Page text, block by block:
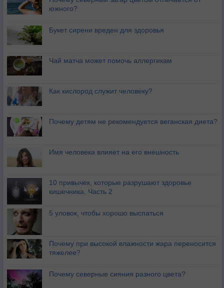
южного?
Букет сирени вреден для здоровья
Чай матча может помочь аллергикам
Как кислород служит человеку?
Почему детям не рекомендуется веганская диета?
Имя человека влияет на его внешность
10 привычек, которые разрушают здоровье
кишечника. Часть 2
5 уловок, чтобы хорошо выспаться
Почему при высокой влажности жара переносится
тяжелее?
Почему северные сияния разного цвета?